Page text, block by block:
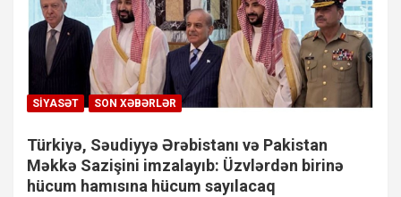
SIYASƏT SON XƏBƏRLƏR
Türkiyə, Səudiyyə Ərəbistanı və Pakistan
Məkkə Sazişini imzalayıb: Üzvlərdən birinə
hücum hamısına hücum sayılacaq